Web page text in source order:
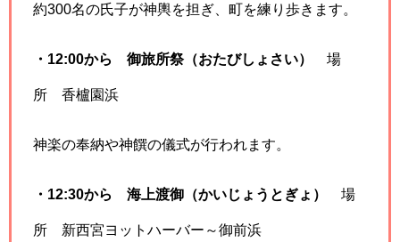
約300名の氏子が神輿を担ぎ、町を練り歩きます。
・12:00から 御旅所祭（おたびしょさい） 場
所 香櫨園浜
神楽の奉納や神饌の儀式が行われます。
・12:30から 海上渡御（かいじょうとぎょ） 場
所 新西宮ヨットハーバー～御前浜